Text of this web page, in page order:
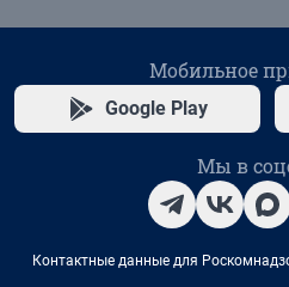
Мобильное
Google Play
Мы в
Контактные данные для